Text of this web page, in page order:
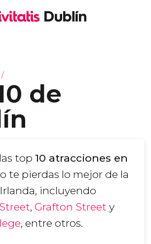
de
top 10 atracciones en
te pierdas lo mejor de la
incluyendo
, Grafton Street y
, entre otros.